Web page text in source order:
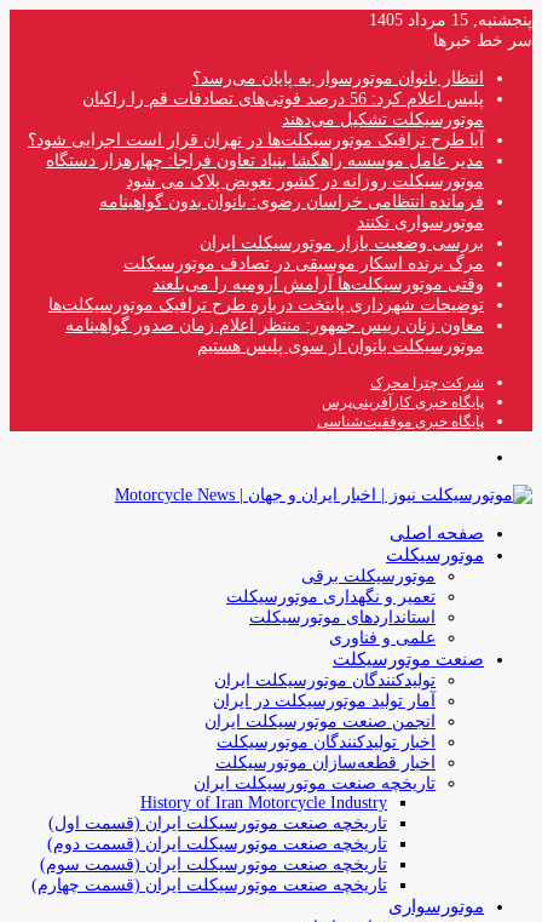
پنجشنبه, 15 مرداد 1405
سر خط خبرها
انتظار بانوان موتورسوار به پایان می‌رسد؟
پلیس اعلام کرد: 56 درصد فوتی‌های تصادفات قم را راکبان
موتورسیکلت تشکیل می‌دهند
آیا طرح ترافیک موتورسیکلت‌ها در تهران قرار است اجرایی شود؟
مدیر عامل موسسه راهگشا بنیاد تعاون فراجا: چهارهزار دستگاه
موتورسیکلت روزانه در کشور تعویض پلاک می شود
فرمانده انتظامی خراسان رضوی: بانوان بدون گواهینامه
موتورسواری نکنند
بررسی وضعیت بازار موتورسیکلت ایران
مرگ برنده اسکار موسیقی در تصادف موتورسیکلت
وقتی موتورسیکلت‌ها آرامش ارومیه را می‌بلعند
توضیحات شهرداری پایتخت درباره طرح ترافیک موتورسیکلت‌ها
معاون زنان رییس جمهور: منتظر اعلام زمان صدور گواهینامه
موتورسیکلت بانوان از سوی پلیس هستیم
شرکت چترا محرک
پایگاه خبری کارآفرینی‌پرس
پایگاه خبری موفقیت‌شناسی
صفحه اصلی
موتورسیکلت
موتورسیکلت برقی
تعمیر و نگهداری موتورسیکلت
استانداردهای موتورسیکلت
علمی و فناوری
صنعت موتورسیکلت
تولیدکنندگان موتورسیکلت ایران
آمار تولید موتورسیکلت در ایران
انجمن صنعت موتورسیکلت ایران
اخبار تولیدکنندگان موتورسیکلت
اخبار قطعه‌سازان موتورسیکلت
تاریخچه صنعت موتورسیکلت ایران
History of Iran Motorcycle Industry
تاریخچه صنعت موتورسیکلت ایران (قسمت اول)
تاریخچه صنعت موتورسیکلت ایران (قسمت دوم)
تاریخچه صنعت موتورسیکلت ایران (قسمت سوم)
تاریخچه صنعت موتورسیکلت ایران (قسمت چهارم)
موتورسواری